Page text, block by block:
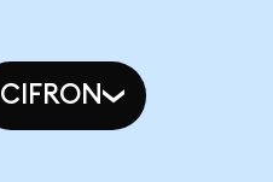
CIFRON